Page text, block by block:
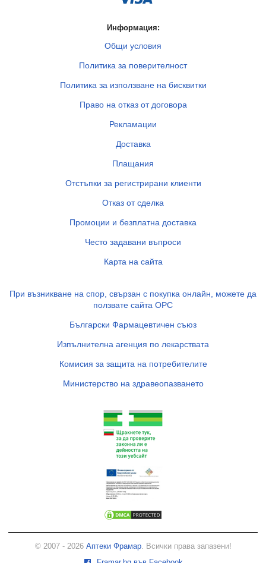
Информация:
Общи условия
Политика за поверителност
Политика за използване на бисквитки
Право на отказ от договора
Рекламации
Доставка
Плащания
Отстъпки за регистрирани клиенти
Отказ от сделка
Промоции и безплатна доставка
Често задавани въпроси
Карта на сайта
При възникване на спор, свързан с покупка онлайн, можете да
ползвате сайта ОРС
Български Фармацевтичен съюз
Изпълнителна агенция по лекарствата
Комисия за защита на потребителите
Министерство на здравеопазването
© 2007 - 2026 Аптеки Фрамар. Всички права запазени!